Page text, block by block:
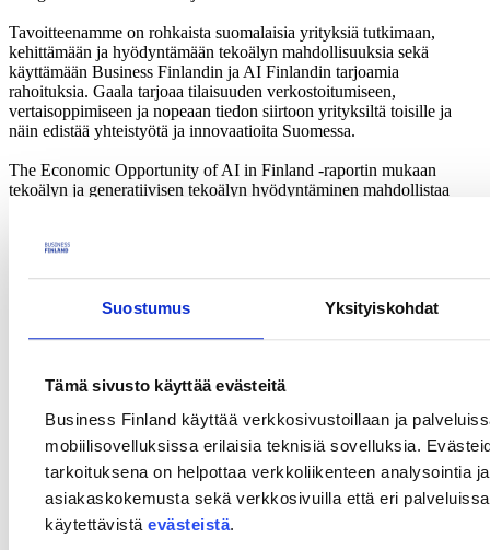
Suostumus Yksityiskohdat
Tämä sivusto käyttää evästeitä
Business Finland käyttää verkkosivustoillaan ja
mobiilisovelluksissa erilaisia teknisiä sovelluksia.
tarkoituksena on helpottaa verkkoliikenteen analysointia
asiakaskokemusta sekä verkkosivuilla että eri
käytettävistä evästeistä.
Tavoitteenamme on rohkaista suomalaisia yrityksiä tutkimaan,
kehittämään ja hyödyntämään tekoälyn mahdollisuuksia sekä
käyttämään Business Finlandin ja AI Finlandin tarjoamia
rahoituksia. Gaala tarjoaa tilaisuuden verkostoitumiseen,
vertaisoppimiseen ja nopeaan tiedon siirtoon yrityksiltä toisille ja
näin edistää yhteistyötä ja innovaatioita Suomessa.
The Economic Opportunity of AI in Finland -raportin mukaan
tekoälyn ja generatiivisen tekoälyn hyödyntäminen mahdollistaa
Lataa raportti
Ilmoita oma ehdokkaasi kilpailuun mukaan tästä 7.10. mennessä:
Business Finlandin Generatiivinen AI -kampanja
Kampanja kiihdyttää generatiiviseen tekoälyyn liittyvää
innovaatiotoimintaa, jolla lisätään yritysten globaalia kilpailukykyä.
Kampanja keskittyy ensisijaisesti teknologiayrityksiin ja ICT-
toimialaan. Tavoitteena on helpottaa vertaisoppimista näillä aloilla,